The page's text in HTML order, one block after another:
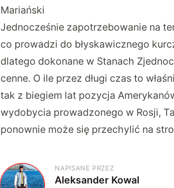
Mariański
Jednocześnie zapotrzebowanie na
co prowadzi do błyskawicznego
dlatego dokonane w Stanach
cenne. O ile przez długi czas to
tak z biegiem lat pozycja
wydobycia prowadzonego w Rosji,
ponownie może się przechylić na
NAPISANE PRZEZ
Aleksander Kowal